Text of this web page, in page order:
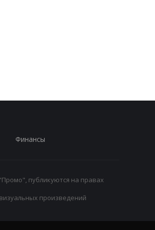
Финансы
публикуются на правах
произведений